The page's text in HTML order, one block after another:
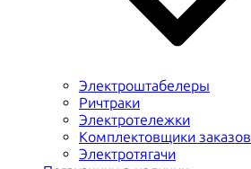
Электроштабелеры
Ричтраки
Электротележки
Комплектовщики заказов
Электротягачи